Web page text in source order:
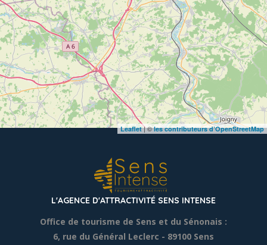
Leaflet| ©les contributeurs d’OpenStreetMap
L'AGENCE D'ATTRACTIVITÉ SENS INTENSE
Office de tourisme de Sens et du Sénonais :
6, rue du Général Leclerc - 89100 Sens